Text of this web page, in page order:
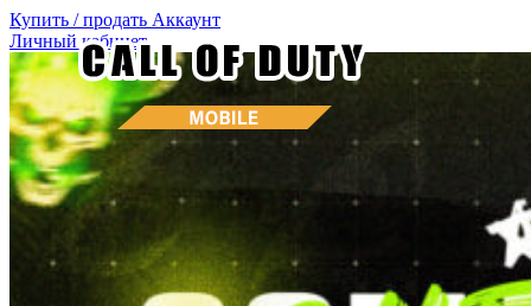
Купить / продать Аккаунт
Личный кабинет